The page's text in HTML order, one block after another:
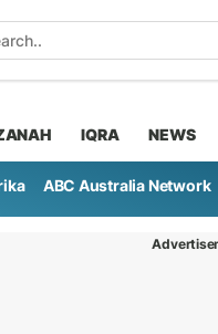
IQRA NEWS
ABC Australia Network